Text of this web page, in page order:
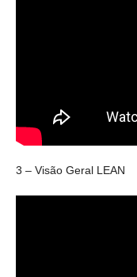
3 – Visão Geral LEAN